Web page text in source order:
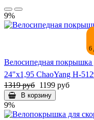
9%
6
Велосипедная покрышка
24"х1,95 ChaoYang Н-
1319 руб 1199 руб
В корзину
9%